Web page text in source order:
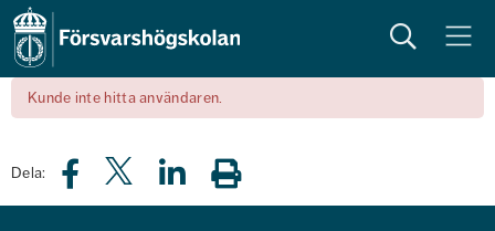
Sök Meny
Kunde inte hitta användaren.
Dela: